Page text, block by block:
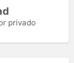
privado